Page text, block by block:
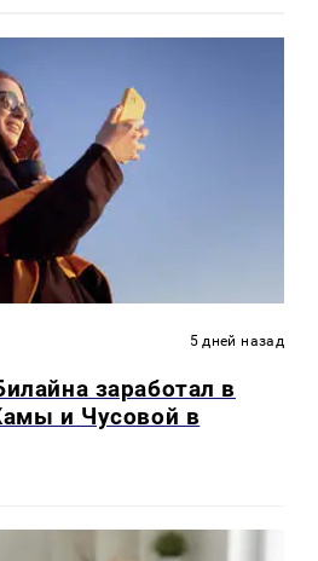
5 дней назад
заработал в
и Чусовой в